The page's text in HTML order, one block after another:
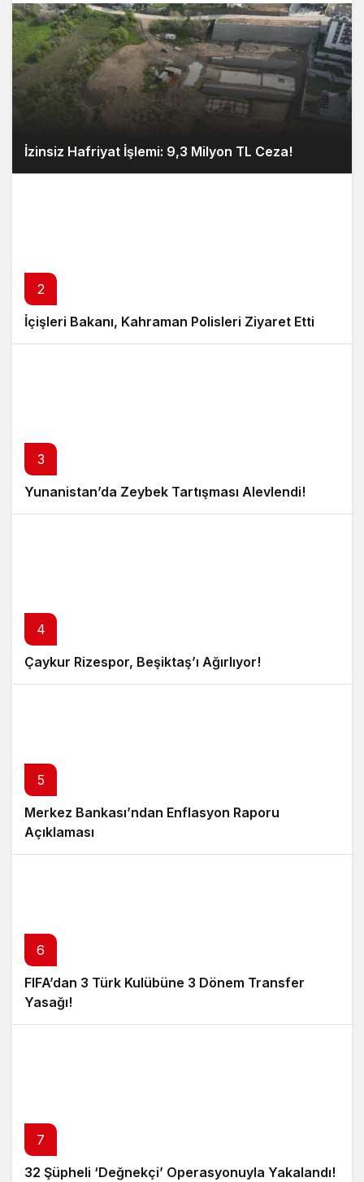
İzinsiz Hafriyat İşlemi: 9,3 Milyon TL Ceza!
2
İçişleri Bakanı, Kahraman Polisleri Ziyaret Etti
3
Yunanistan’da Zeybek Tartışması Alevlendi!
4
Çaykur Rizespor, Beşiktaş’ı Ağırlıyor!
5
Merkez Bankası’ndan Enflasyon Raporu
Açıklaması
6
FIFA’dan 3 Türk Kulübüne 3 Dönem Transfer
Yasağı!
7
32 Şüpheli ‘Değnekçi’ Operasyonuyla Yakalandı!